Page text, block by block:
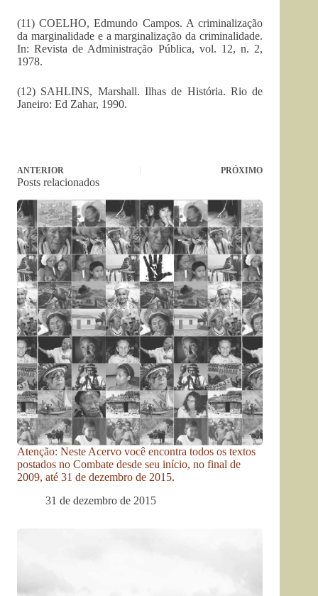
(11) COELHO, Edmundo Campos. A criminalização
da marginalidade e a marginalização da criminalidade.
In: Revista de Administração Pública, vol. 12, n. 2,
1978.
(12) SAHLINS, Marshall. Ilhas de História. Rio de
Janeiro: Ed Zahar, 1990.
ANTERIOR PRÓXIMO
Posts relacionados
Atenção: Neste Acervo você encontra todos os textos
postados no Combate desde seu início, no final de
2009, até 31 de dezembro de 2015.
31 de dezembro de 2015